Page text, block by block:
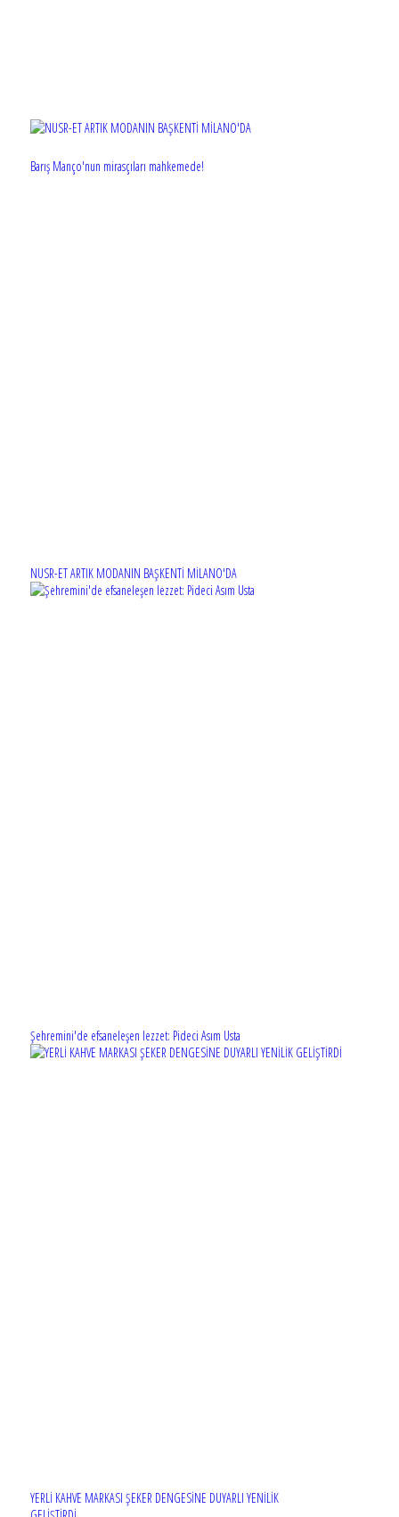
Barış Manço'nun mirasçıları mahkemede!
NUSR-ET ARTIK MODANIN BAŞKENTİ MİLANO'DA
Şehremini'de efsaneleşen lezzet: Pideci Asım Usta
YERLİ KAHVE MARKASI ŞEKER DENGESİNE DUYARLI YENİLİK